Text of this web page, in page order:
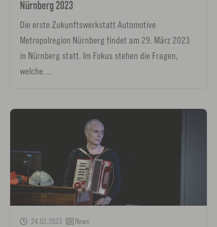
Nürnberg 2023
Die erste Zukunftswerkstatt Automotive
Metropolregion Nürnberg findet am 29. März 2023
in Nürnberg statt. Im Fokus stehen die Fragen,
welche…
24.02.2023 News